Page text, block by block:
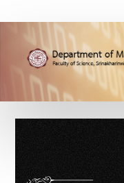
หน้าหลัก
การเรียนการสอน